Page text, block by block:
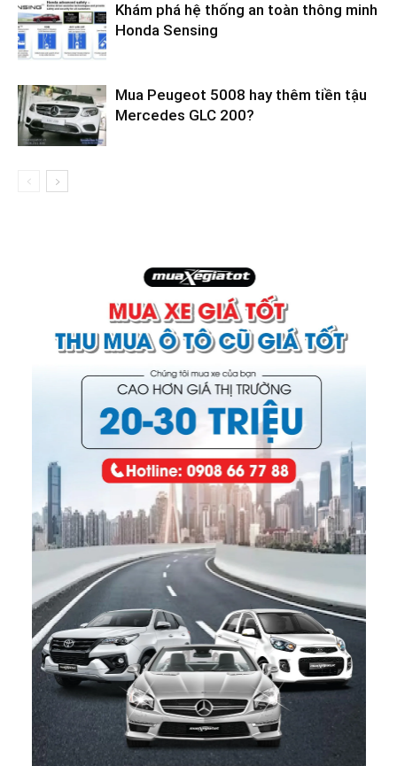
Khám phá hệ thống an toàn thông minh
Honda Sensing
Mua Peugeot 5008 hay thêm tiền tậu
Mercedes GLC 200?